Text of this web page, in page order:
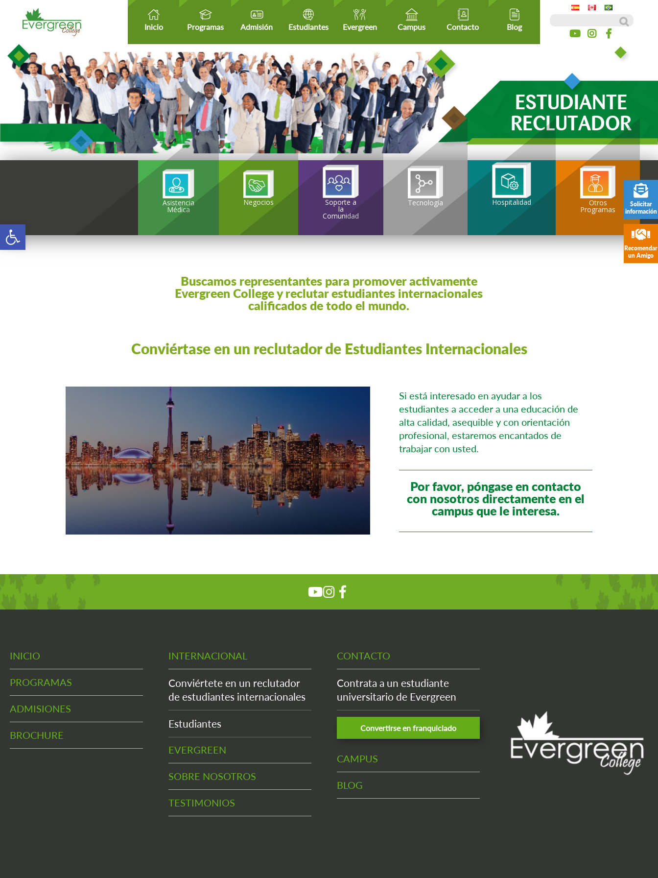
Open toolbar
Inicio Programas Admisión Estudiantes Evergreen Campus Contacto Blog
Buscar:
ESTUDIANTE
RECLUTADOR
Asistencia
Médica
Negocios Soporte a
la
Comunidad
Tecnología Hospitalidad Otros
Programas
Buscamos representantes para promover activamente
Evergreen College y reclutar estudiantes internacionales
calificados de todo el mundo.
Conviértase en un reclutador de Estudiantes Internacionales
Si está interesado en ayudar a los
estudiantes a acceder a una educación de
alta calidad, asequible y con orientación
profesional, estaremos encantados de
trabajar con usted.
Por favor, póngase en contacto
con nosotros directamente en el
campus que le interesa.
INICIO
PROGRAMAS
ADMISIONES
BROCHURE
INTERNACIONAL
Conviértete en un reclutador
de estudiantes internacionales
Estudiantes
EVERGREEN
SOBRE NOSOTROS
TESTIMONIOS
CONTACTO
Contrata a un estudiante
universitario de Evergreen
Convertirse en franquiciado
CAMPUS
BLOG
Solicitar
información
Recomendar
un Amigo